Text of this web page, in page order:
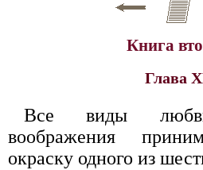
Книга
Глава
Все виды
воображения
окраску одного из